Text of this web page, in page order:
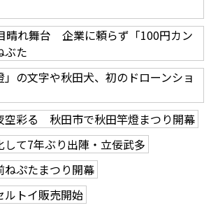
晴れ舞台 企業に頼らず「100円カン
ぶた
の文字や秋田犬、初のドローンショ
空彩る 秋田市で秋田竿燈まつり開幕
て7年ぶり出陣・立佞武多
ねぷたまつり開幕
ルトイ販売開始